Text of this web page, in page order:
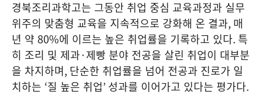
경북조리과학고는 그동안 취업 중심 교육과정과 실무
위주의 맞춤형 교육을 지속적으로 강화해 온 결과, 매
년 약 80%에 이르는 높은 취업률을 기록하고 있다. 특
히 조리 및 제과·제빵 분야 전공을 살린 취업이 대부분
을 차지하며, 단순한 취업률을 넘어 전공과 진로가 일
치하는 ‘질 높은 취업’ 성과를 이어가고 있다는 평가다.